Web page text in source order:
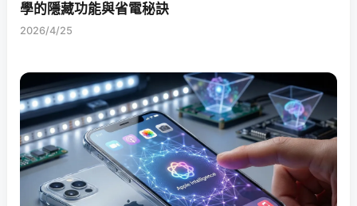
學的隱藏功能與省電秘訣
2026/4/25